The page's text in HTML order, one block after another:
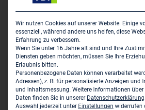
Keine Angaben
Sitz des Zweigbüros
ILF Consulting Engineers Germany
Huyssenallee 5
Wir nutzen Cookies auf unserer Website. Einige
essenziell, während andere uns helfen, diese
Erfahrung zu verbessern.
Wenn Sie unter 16 Jahre alt sind und Ihre
Diensten geben möchten, müssen Sie Ihre
Erlaubnis bitten.
Personenbezogene Daten können verarbeitet
Adressen), z. B. für personalisierte Anzeigen und
und Inhaltsmessung. Weitere Informationen
Daten finden Sie in unserer Datenschutzerklärung
Auswahl jederzeit unter Einstellungen widerrufen